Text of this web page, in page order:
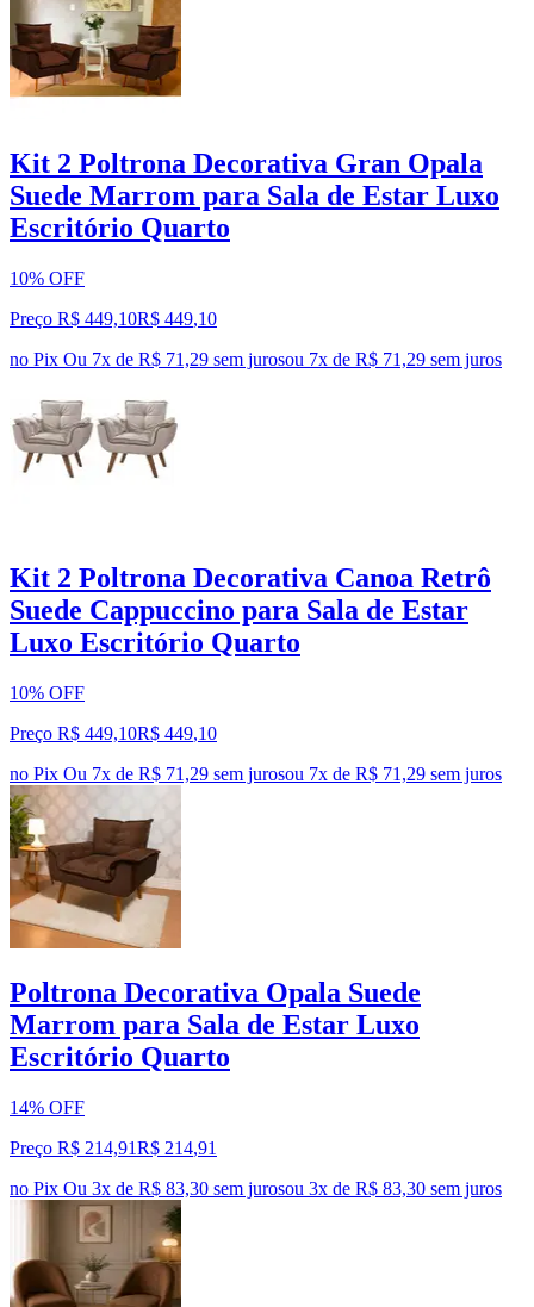
Kit 2 Poltrona Decorativa Gran Opala
Suede Marrom para Sala de Estar Luxo
Escritório Quarto
10% OFF
Preço R$ 449,10R$ 449,10
no Pix Ou 7x de R$ 71,29 sem jurosou 7x de R$ 71,29 sem juros
Kit 2 Poltrona Decorativa Canoa Retrô
Suede Cappuccino para Sala de Estar
Luxo Escritório Quarto
10% OFF
Preço R$ 449,10R$ 449,10
no Pix Ou 7x de R$ 71,29 sem jurosou 7x de R$ 71,29 sem juros
Poltrona Decorativa Opala Suede
Marrom para Sala de Estar Luxo
Escritório Quarto
14% OFF
Preço R$ 214,91R$ 214,91
no Pix Ou 3x de R$ 83,30 sem jurosou 3x de R$ 83,30 sem juros